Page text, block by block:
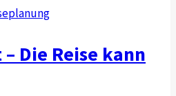
Die Reise kann